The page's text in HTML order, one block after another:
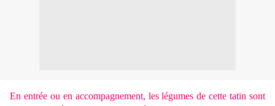
En entrée ou en accompagnement, les légumes de cette tatin sont